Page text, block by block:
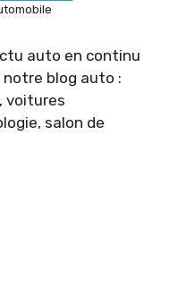
auto en continu
blog auto :
voitures
salon de